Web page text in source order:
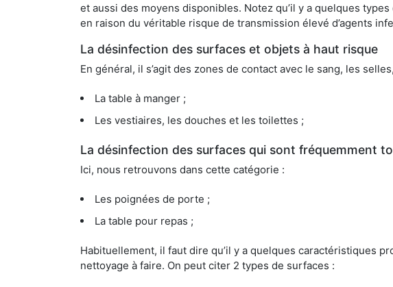
et aussi des moyens disponibles. Notez qu’il y a quelques
en raison du véritable risque de transmission élevé d’agents
La désinfection des surfaces et objets à haut risque
En général, il s’agit des zones de contact avec le sang, les
La table à manger ;
Les vestiaires, les douches et les toilettes ;
La désinfection des surfaces qui sont fréquemment
Ici, nous retrouvons dans cette catégorie :
Les poignées de porte ;
La table pour repas ;
Habituellement, il faut dire qu’il y a quelques caractéristiques
nettoyage à faire. On peut citer 2 types de surfaces :